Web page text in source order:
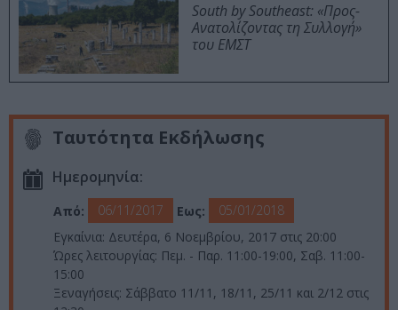
South by Southeast: «Προς-
Ανατολίζοντας τη Συλλογή»
του ΕΜΣΤ
Ταυτότητα Εκδήλωσης
Ημερομηνία:
Από: 06/11/2017 Εως:
05/01/2018
Εγκαίνια: Δευτέρα, 6 Νοεμβρίου, 2017 στις 20:00
Ώρες λειτουργίας: Πεμ. - Παρ. 11:00-19:00, Σαβ. 11:00-
15:00
Ξεναγήσεις: Σάββατο 11/11, 18/11, 25/11 και 2/12 στις